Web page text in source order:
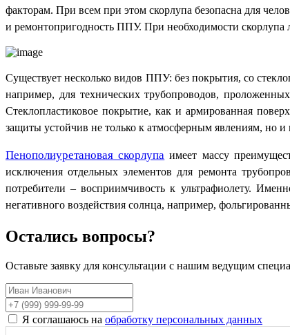
факторам. При всем при этом скорлупа безопасна для
и ремонтопригодность ППУ. При необходимости скорлупа
Существует несколько видов ППУ: без покрытия, со
например, для технических трубопроводов,
Стеклопластиковое покрытие, как и армированная
защиты устойчив не только к атмосферным явлениям, но и
Пенополиуретановая скорлупа имеет массу
исключения отдельных элементов для ремонта
потребители – восприимчивость к ультрафиолету.
негативного воздействия солнца, например,
Остались вопросы?
Оставьте заявку для консультации с нашим ведущим
Я соглашаюсь на обработку персональных данных